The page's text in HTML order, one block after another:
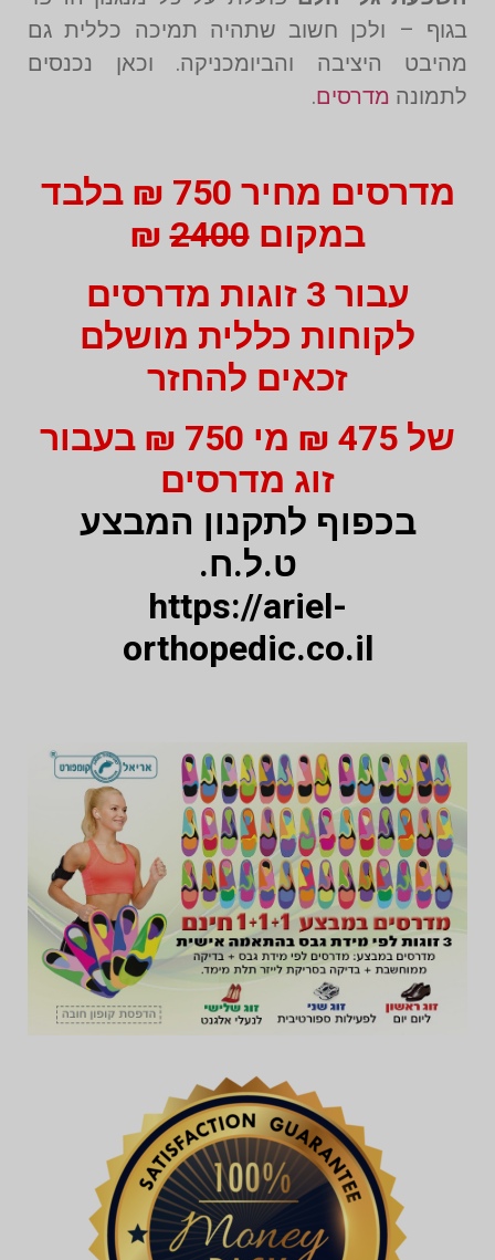
בגוף – ולכן חשוב שתהיה תמיכה כללית גם
מהיבט היציבה והביומכניקה. וכאן נכנסים
לתמונה מדרסים.
מדרסים מחיר 750 ₪ בלבד
במקום2400
₪
עבור 3 זוגות מדרסים
לקוחות כללית מושלם
זכאים להחזר
של 475 ₪ מי 750 ₪ בעבור
זוג מדרסים
בכפוף לתקנון המבצע
ט.ל.ח.
https://ariel-
orthopedic.co.il